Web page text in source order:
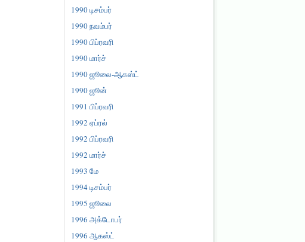
1990 டிசம்பர்
1990 நவம்பர்
1990 பிப்ரவரி
1990 மார்ச்
1990 ஜூலை-ஆகஸ்ட்
1990 ஜூன்
1991 பிப்ரவரி
1992 ஏப்ரல்
1992 பிப்ரவரி
1992 மார்ச்
1993 மே
1994 டிசம்பர்
1995 ஜூலை
1996 அக்டோபர்
1996 ஆகஸ்ட்